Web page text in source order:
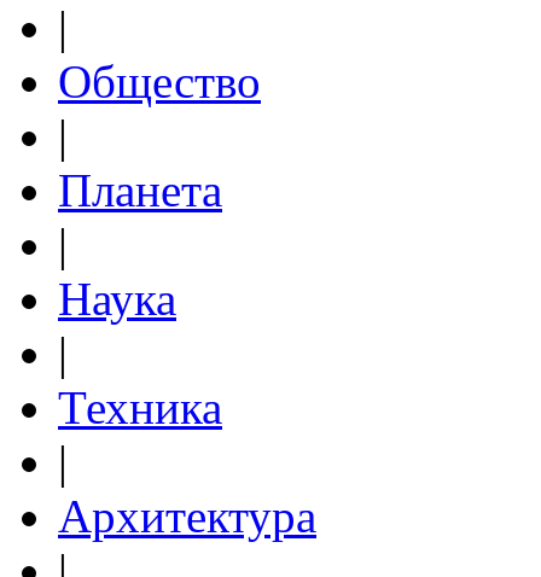
|
Общество
|
Планета
|
Наука
|
Техника
|
Архитектура